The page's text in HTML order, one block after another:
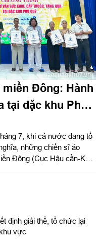
miền Đông: Hành
tại đặc khu Phú
7, khi cả nước đang tổ
những chiến sĩ áo
Đông (Cục Hậu cần-Kỹ
định giải thể, tổ chức lại
vực